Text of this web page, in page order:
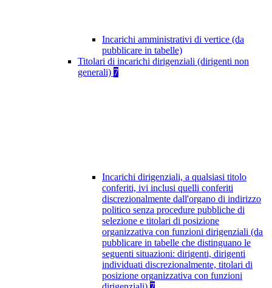
Incarichi amministrativi di vertice (da
pubblicare in tabelle)
Titolari di incarichi dirigenziali (dirigenti non
generali) 7
Incarichi dirigenziali, a qualsiasi titolo
conferiti, ivi inclusi quelli conferiti
discrezionalmente dall'organo di indirizzo
politico senza procedure pubbliche di
selezione e titolari di posizione
organizzativa con funzioni dirigenziali (da
pubblicare in tabelle che distinguano le
seguenti situazioni: dirigenti, dirigenti
individuati discrezionalmente, titolari di
posizione organizzativa con funzioni